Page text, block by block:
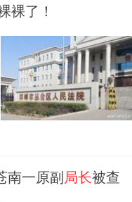
裸了！
南一原副局长被查